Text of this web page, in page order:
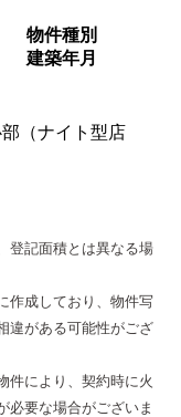
物件種別
建築年月
（ナイト型店
登記面積とは異なる場
作成しており、物件写
違がある可能性がござ
件により、契約時に火
必要な場合がございま